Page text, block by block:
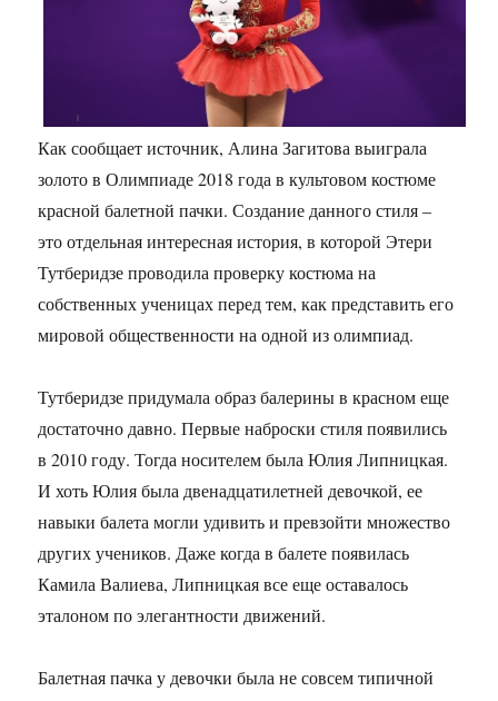
Как сообщает источник, Алина Загитова выиграла
золото в Олимпиаде 2018 года в культовом костюме
красной балетной пачки. Создание данного стиля –
это отдельная интересная история, в которой Этери
Тутберидзе проводила проверку костюма на
собственных ученицах перед тем, как представить его
мировой общественности на одной из олимпиад.
Тутберидзе придумала образ балерины в красном еще
достаточно давно. Первые наброски стиля появились
в 2010 году. Тогда носителем была Юлия Липницкая.
И хоть Юлия была двенадцатилетней девочкой, ее
навыки балета могли удивить и превзойти множество
других учеников. Даже когда в балете появилась
Камила Валиева, Липницкая все еще оставалось
эталоном по элегантности движений.
Балетная пачка у девочки была не совсем типичной